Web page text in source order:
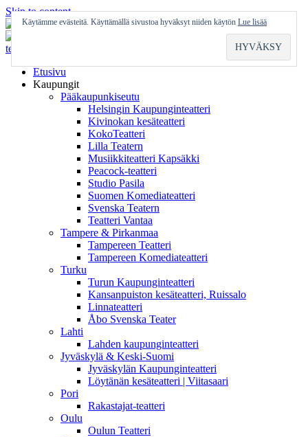
Skip to content
Etusivu
Kaupungit
Pääkaupunkiseutu
Helsingin Kaupunginteatteri
Kivinokan kesäteatteri
KokoTeatteri
Lilla Teatern
Musiikkiteatteri Kapsäkki
Peacock-teatteri
Studio Pasila
Suomen Komediateatteri
Svenska Teatern
Teatteri Vantaa
Tampere & Pirkanmaa
Tampereen Teatteri
Tampereen Komediateatteri
Turku
Turun Kaupunginteatteri
Kansanpuiston kesäteatteri, Ruissalo
Linnateatteri
Åbo Svenska Teater
Lahti
Lahden kaupunginteatteri
Jyväskylä & Keski-Suomi
Jyväskylän Kaupunginteatteri
Löytänän kesäteatteri | Viitasaari
Pori
Rakastajat-teatteri
Oulu
Oulun Teatteri
Käytämme evästeitä. Käyttämällä sivustoa hyväksyt niiden käytön Lue lisää